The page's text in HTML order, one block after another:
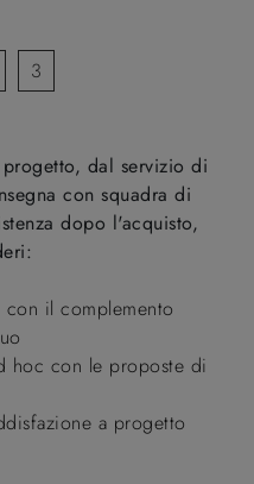
3
dal servizio di
con squadra di
dopo l'acquisto,
il complemento
hoc con le proposte di
a progetto